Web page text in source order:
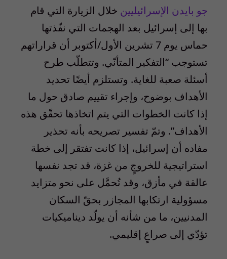
جو بايدن الإسرائيليين خلال الزيارة التي قام
بها إلى إسرائيل بعد الهجمات التي نفّذتها
حماس يوم 7 تشرين الأول/أكتوبر أن قراراتهم
تستوجب “التفكير المتأنّي. وتتطلّب طرح
أسئلة صعبة للغاية. وتستلزم أيضًا تحديد
الأهداف بوضوح، وإجراء تقييم صادق حول ما
إذا كانت الخطوات التي يتم اتخاذها تحقّق هذه
الأهداف”. وتمّ تفسير تصريحه بأنه تحذير
مفاده أن إسرائيل، إذا كانت تفتقر إلى خطة
استراتيجية للخروجٍ من غزة، قد تجد نفسها
عالقة في مأزق، وقد تُحمَّل على نحو متزايد
مسؤولية ارتكابها المجازر بحقّ السكان
المدنيين، ما من شأنه أن يولّد ديناميكيات
تؤدّي إلى صراعٍ إقليمي.